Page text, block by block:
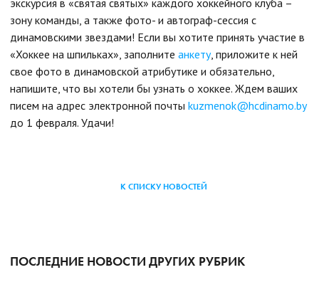
зону команды, а также фото- и автограф-сессия с
динамовскими звездами! Если вы хотите принять участие в
«Хоккее на шпильках», заполните анкету, приложите к ней
свое фото в динамовской атрибутике и обязательно,
напишите, что вы хотели бы узнать о хоккее. Ждем ваших
писем на адрес электронной почты kuzmenok@hcdinamo.by
до 1 февраля. Удачи!
К СПИСКУ НОВОСТЕЙ
ПОСЛЕДНИЕ НОВОСТИ ДРУГИХ РУБРИК